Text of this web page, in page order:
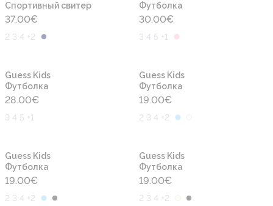
Cпортивный свитер
37.00€
2 3 4 +2
Футболка
30.00€
3 4 5 +1
Guess Kids
Футболка
28.00€
3 4 5 +1
Guess Kids
Футболка
19.00€
2 3 4 +2
Guess Kids
Футболка
19.00€
2 3 4 +2
Guess Kids
Футболка
19.00€
2 3 4 +2